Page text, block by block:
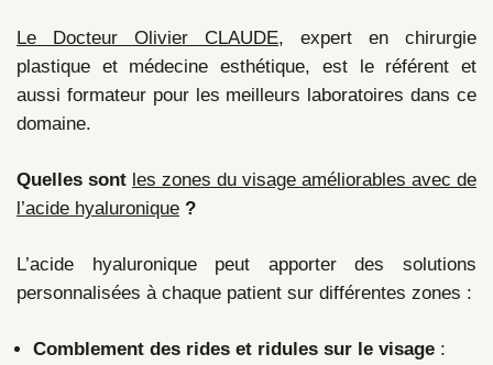
Le Docteur Olivier CLAUDE, expert en chirurgie
plastique et médecine esthétique, est le référent et
aussi formateur pour les meilleurs laboratoires dans ce
domaine.
Quelles sont les zones du visage améliorables avec de
l’acide hyaluronique ?
L’acide hyaluronique peut apporter des solutions
personnalisées à chaque patient sur différentes zones :
Comblement des rides et ridules sur le visage :